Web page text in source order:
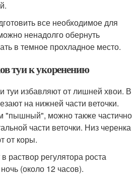
все необходимое для
ненадолго обернуть
в темное прохладное место.
туи к укоренению
туи избавляют от лишней хвои. В
на нижней части веточки.
"пышный", можно также частично
части веточки. Низ черенка
от коры.
раствор регулятора роста
(около 12 часов).